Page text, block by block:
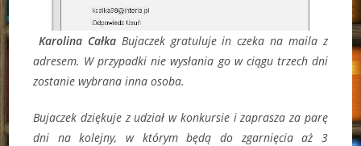
Karolina Całka Bujaczek gratuluje in czeka na maila z
adresem. W przypadki nie wysłania go w ciągu trzech dni
zostanie wybrana inna osoba.
Bujaczek dziękuje z udział w konkursie i zaprasza za parę
dni na kolejny, w którym będą do zgarnięcia aż 3